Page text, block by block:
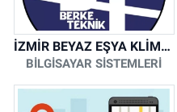
İZMİR BEYAZ EŞYA KLİMA KOMBİ SERVİSİ
BİLGİSAYAR SİSTEMLERİ